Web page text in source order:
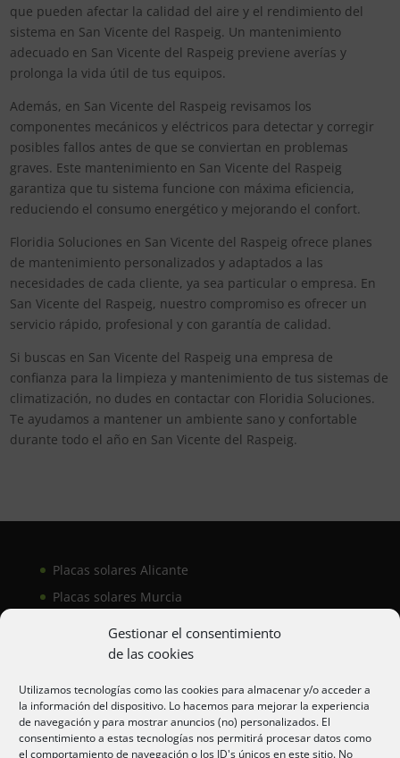
Gestionar el consentimiento
de las cookies
Utilizamos tecnologías como las cookies para almacenar y/o acceder a
la información del dispositivo. Lo hacemos para mejorar la experiencia
de navegación y para mostrar anuncios (no) personalizados. El
consentimiento a estas tecnologías nos permitirá procesar datos como
el comportamiento de navegación o los ID's únicos en este sitio. No
que pueden afectar la calidad del aire y el rendimiento del
sistema en San Vicente del Raspeig. Un mantenimiento
adecuado en San Vicente del Raspeig previene averías y
prolonga la vida útil de tus equipos.
Además, en San Vicente del Raspeig revisamos los
componentes mecánicos y eléctricos para detectar y corregir
posibles fallos antes de que se conviertan en problemas
graves. Este mantenimiento en San Vicente del Raspeig
garantiza que tu sistema funcione con máxima eficiencia,
reduciendo el consumo energético y mejorando el confort.
Floridia Soluciones en San Vicente del Raspeig ofrece planes
de mantenimiento personalizados y adaptados a las
necesidades de cada cliente, ya sea particular o empresa. En
San Vicente del Raspeig, nuestro compromiso es ofrecer un
servicio rápido, profesional y con garantía de calidad.
Si buscas en San Vicente del Raspeig una empresa de
confianza para la limpieza y mantenimiento de tus sistemas de
climatización, no dudes en contactar con Floridia Soluciones.
Te ayudamos a mantener un ambiente sano y confortable
durante todo el año en San Vicente del Raspeig.
Placas solares Alicante
Placas solares Murcia
Aire acondicionado Alicante
Aire acondicionador Murcia
Aire acondicionado San Juan